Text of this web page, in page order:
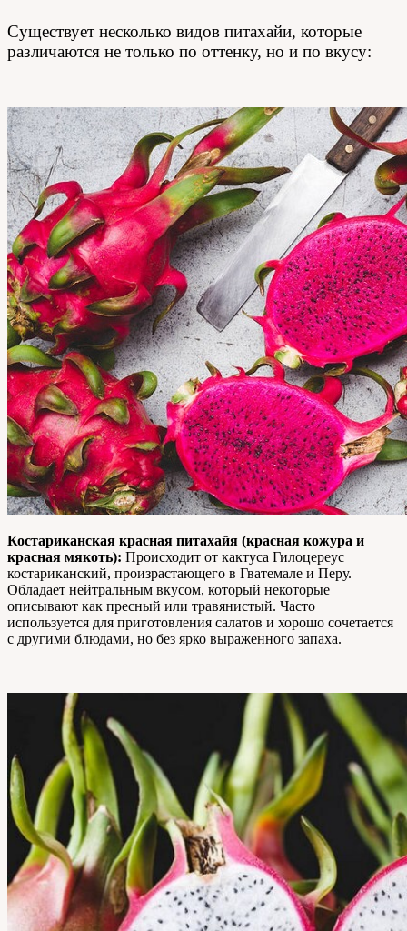
Существует несколько видов питахайи, которые
различаются не только по оттенку, но и по вкусу:
Костариканская красная питахайя (красная кожура и
красная мякоть): Происходит от кактуса Гилоцереус
костариканский, произрастающего в Гватемале и Перу.
Обладает нейтральным вкусом, который некоторые
описывают как пресный или травянистый. Часто
используется для приготовления салатов и хорошо сочетается
с другими блюдами, но без ярко выраженного запаха.